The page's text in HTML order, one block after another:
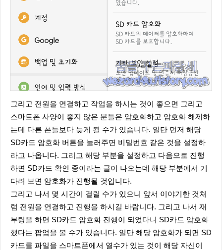
그리고 전원을 연결하고 작업을 하시는 것이 좋으면 그리고
스마트폰 사양이 좋지 않은 분들은 암호화하고 암호화 해제하
는데 다른 폰들보다 늦게 될 수가 있습니다. 일단 먼저 해당
SD카드 암호화 버튼을 눌러주면 비밀번호 같은 것을 설정하
라고 나옵니다. 그리고 해당 부분을 설정하고 다음으로 진행
하면 SD카드 확인 중이라는 글이 나오는데 해당 부분에서 기
다려 보면 암호화가 진행될 것입니다.
그리고 나서 몇 시간이 걸릴 수가 있으니 앞서 이야기한 것처
럼 전원을 연결하고 진행을 하시길 바랍니다. 그리고 나서 재
부팅을 하면 SD카드 암호화 진행이 되었다니 SD카드 암호화
했다는 팝업을 볼 수가 있습니다. 일단 해당 암호화가 되면 SD
카드를 파일을 스마트폰에서 열수가 있는 것이 해당 자신이